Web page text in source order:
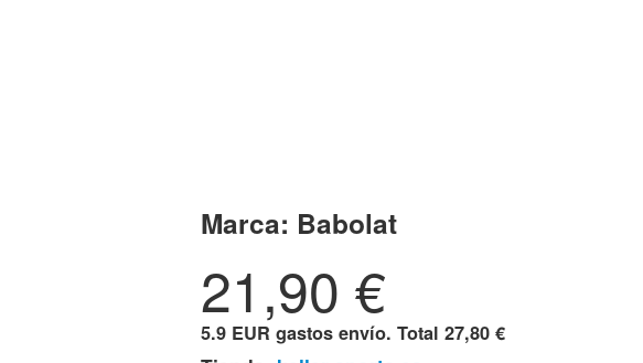
Marca: Babolat
21,90 €
5.9 EUR gastos envío. Total 27,80 €